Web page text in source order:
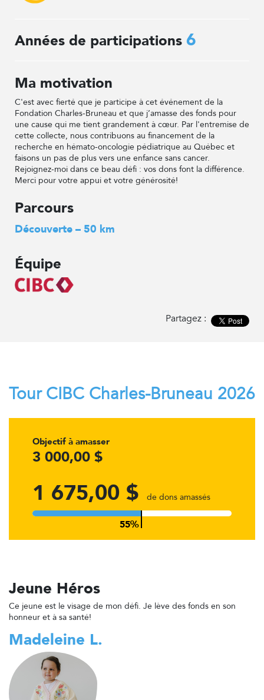
Années de participations 6
Ma motivation
C'est avec fierté que je participe à cet événement de la
Fondation Charles-Bruneau et que j’amasse des fonds pour
une cause qui me tient grandement à cœur. Par l'entremise de
cette collecte, nous contribuons au financement de la
recherche en hémato-oncologie pédiatrique au Québec et
faisons un pas de plus vers une enfance sans cancer.
Rejoignez-moi dans ce beau défi : vos dons font la différence.
Merci pour votre appui et votre générosité!
Parcours
Découverte – 50 km
Équipe
Partagez :
Tour CIBC Charles-Bruneau 2026
Objectif à amasser
3 000,00 $
1 675,00 $ de dons amassés
Jeune Héros
Ce jeune est le visage de mon défi. Je lève des fonds en son
honneur et à sa santé!
Madeleine L.